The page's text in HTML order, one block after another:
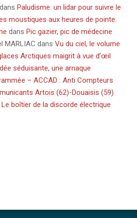
Paludisme: un lidar pour suivre le
moustiques aux heures de pointe.
dans Pic gazier, pic de médecine
MARLIAC dans Vu du ciel, le volume
Arctiques maigrit à vue d’œil
séduisante, une arnaque
– ACCAD : Anti Compteurs
Artois (62)-Douaisis (59)
Le boîtier de la discorde électrique